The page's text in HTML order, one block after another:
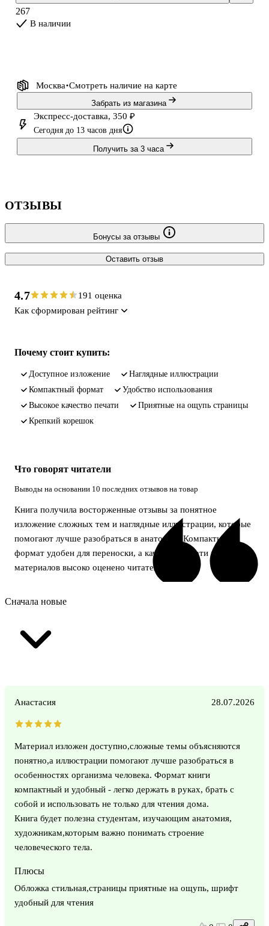
номенклатуре, освежить базовые знания и держать под рукой
компактный визуальный справочник.
267
В наличии
Москва Смотреть наличие на карте
Забрать из магазина
Экспресс-доставка, 350 ₽
Сегодня до 13 часов дня
Получить за 3 часа
ОТЗЫВЫ
Бонусы за отзывы
Оставить отзыв
4.7
191 оценка
Как сформирован рейтинг
Почему стоит купить:
доступное изложение
наглядные иллюстрации
компактный формат
удобство использования
высокое качество печати
приятные на ощупь страницы
крепкий корешок
Что говорят читатели
Выводы на основании 10 последних отзывов на товар
Книга получила восторженные отзывы за понятное
изложение сложных тем и наглядные иллюстрации, которые
помогают лучше разобраться в анатомии. Компактный
формат удобен для переноски, а качество печати и
материалов высоко оценено читателями.
Сначала новые
Анастасия 28.07.2026
Материал изложен доступно,сложные темы объясняются
понятно,а иллюстрации помогают лучше разобраться в
особенностях организма человека. Формат книги
компактный и удобный - легко держать в руках, брать с
собой и использовать не только для чтения дома.
Книга будет полезна студентам, изучающим анатомия,
художникам,которым важно понимать строение
человеческого тела.
Плюсы
Обложка стильная,страницы приятные на ощупь, шрифт
удобный для чтения